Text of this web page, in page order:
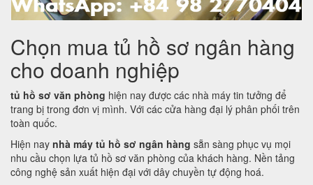
Chọn mua tủ hồ sơ ngân hàng
cho doanh nghiệp
tủ hồ sơ văn phòng hiện nay được các nhà máy tin tưởng để
trang bị trong đơn vị mình. Với các cửa hàng đại lý phân phối trên
toàn quốc.
Hiện nay nhà máy tủ hồ sơ ngân hàng sẵn sàng phục vụ mọi
nhu cầu chọn lựa tủ hồ sơ văn phòng của khách hàng. Nền tảng
công nghệ sản xuất hiện đại với dây chuyền tự động hoá.